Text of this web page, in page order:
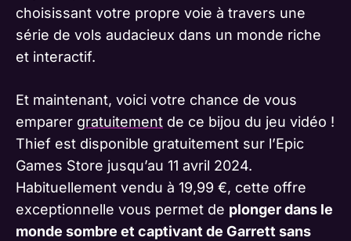
choisissant votre propre voie à travers une
série de vols audacieux dans un monde riche
et interactif.
Et maintenant, voici votre chance de vous
emparer gratuitement de ce bijou du jeu vidéo !
Thief est disponible gratuitement sur l’Epic
Games Store jusqu’au 11 avril 2024.
Habituellement vendu à 19,99 €, cette offre
exceptionnelle vous permet de plonger dans le
monde sombre et captivant de Garrett sans